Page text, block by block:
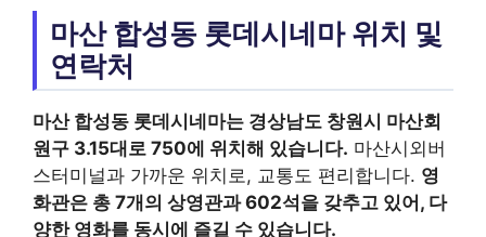
마산 합성동 롯데시네마 위치 및
연락처
마산 합성동 롯데시네마는 경상남도 창원시 마산회
원구 3.15대로 750에 위치해 있습니다. 마산시외버
스터미널과 가까운 위치로, 교통도 편리합니다. 영
화관은 총 7개의 상영관과 602석을 갖추고 있어, 다
양한 영화를 동시에 즐길 수 있습니다.